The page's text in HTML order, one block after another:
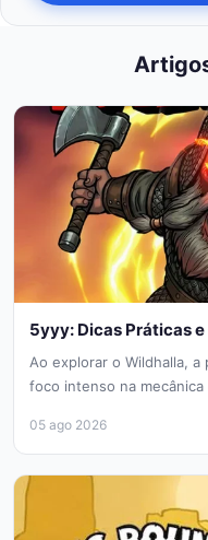
5yyy: Dicas Práticas
Ao explorar o Wildhalla,
foco intenso na mecânica
05 ago 2026